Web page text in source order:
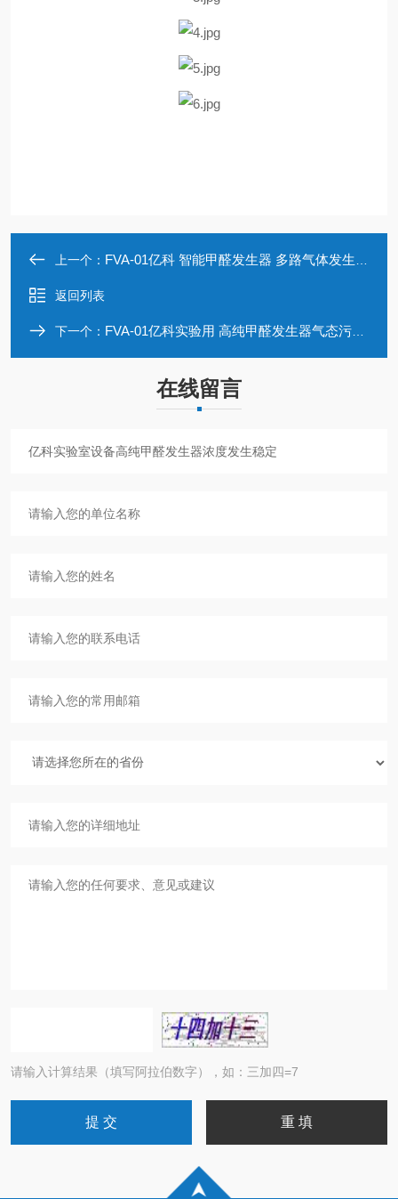
上一个： FVA-01亿科 智能甲醛发生器 多路气体发生实验用
返回列表
下一个： FVA-01亿科实验用 高纯甲醛发生器气态污染物定制
在线留言
请输入计算结果（填写阿拉伯数字），如：三加四=7